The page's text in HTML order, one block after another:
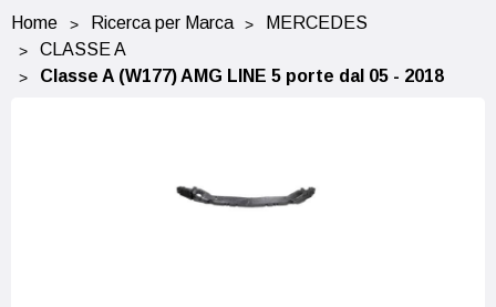
Home Ricerca per Marca
MERCEDES
CLASSE A
Classe A (W177) AMG LINE 5 porte dal 05 - 2018